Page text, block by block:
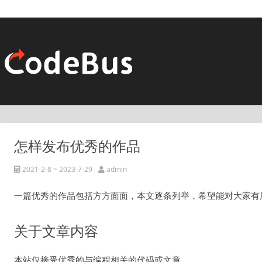
怎样发布优秀的作品
2021-2-8 ~ 2023-7-29 admin
一篇优秀的作品包括方方面面，本文逐条列举，希望能对大家
关于文章内容
本站仅接受优秀的与编程相关的代码或文章。